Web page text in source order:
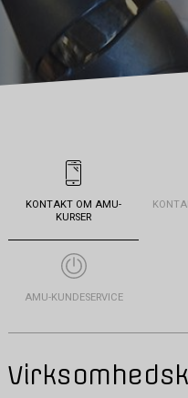
KONTAKT OM AMU-
KURSER
AMU-KUNDESERVICE